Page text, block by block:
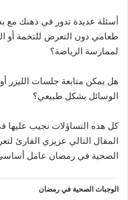
أسئلة عديدة تدور في ذهنك مع
طعامي دون التعرض للتخمة أو
لممارسة الرياضة؟
هل يمكن متابعة جلسات الليزر
الوسائل بشكل طبيعي؟
كل هذه التساؤلات نجيب عليها
المقال التالي عزيزي القارئ
الصحية في رمضان عامل
الوجبات الصحية في رمضان